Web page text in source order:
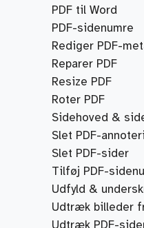
PDF til Word
PDF-sidenumre
Rediger PDF-
Reparer PDF
Resize PDF
Roter PDF
Sidehoved &
Slet PDF-
Slet PDF-sider
Tilføj PDF-
Udfyld &
Udtræk billeder
Udtræk PDF-